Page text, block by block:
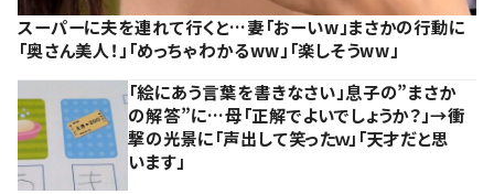
スーパーに夫を連れて行くと…妻「おーいw」まさかの行動に
「奥さん美人！」「めっちゃわかるww」「楽しそうww」
「絵にあう言葉を書きなさい」息子の”まさか
の解答”に…母「正解でよいでしょうか？」→衝
撃の光景に「声出して笑ったｗ」「天才だと思
います」